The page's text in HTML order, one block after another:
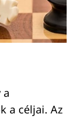
a
a céljai. Az